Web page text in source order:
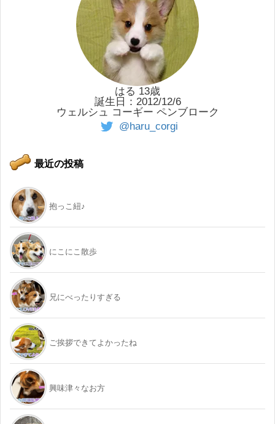
はる 13歳
誕生日：2012/12/6
ウェルシュ コーギー ペンブローク
@haru_corgi
最近の投稿
抱っこ紐♪
にこにこ散歩
兄にべったりすぎる
ご挨拶できてよかったね
興味津々なお方